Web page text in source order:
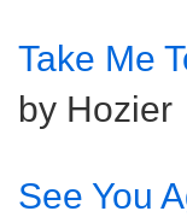
Take Me
by Hozier
See You